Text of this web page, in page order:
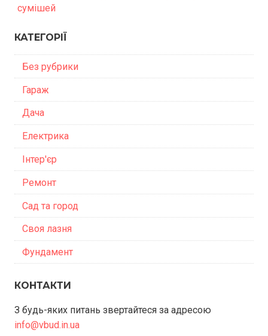
сумішей
КАТЕГОРІЇ
Без рубрики
Гараж
Дача
Електрика
Інтер'єр
Ремонт
Сад та город
Своя лазня
Фундамент
КОНТАКТИ
З будь-яких питань звертайтеся за адресою
info@vbud.in.ua